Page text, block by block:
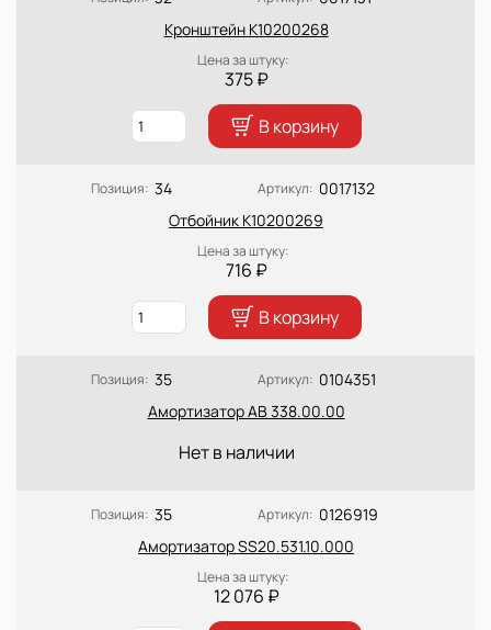
Кронштейн K10200268
Цена за штуку:
375 ₽
В корзину
Позиция: 34 Артикул: 0017132
Отбойник K10200269
Цена за штуку:
716 ₽
В корзину
Позиция: 35 Артикул: 0104351
Амортизатор АВ 338.00.00
Нет в наличии
Позиция: 35 Артикул: 0126919
Амортизатор SS20.531.10.000
Цена за штуку:
12 076 ₽